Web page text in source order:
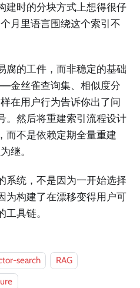
建时的分块方式上想得很仔
月里语言围绕这个索引不
腐的工件，而非稳定的基础
金丝雀查询集、相似度分
在用户行为告诉你出了问
。然后将重建索引流程设计
而不是依赖定期全量重建
继。
系统，不是因为一开始选择
为构建了在漂移变得用户可
具链。
search
RAG